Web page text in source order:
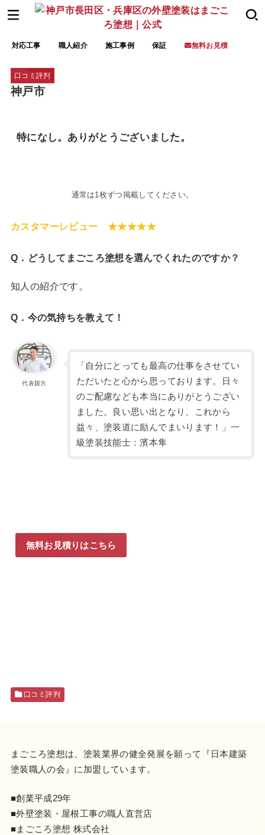
対応工事 職人紹介 施工事例 保証 無料お見積
口コミ評判
神戸市
特になし。ありがとうございました。
通常は1枚ずつ掲載してください。
カスタマーレビュー ★★★★★
Q．どうしてまごころ塗想を選んでくれたのですか？
知人の紹介です。
Q．今の気持ちを教えて！
代表親方
「自分にとっても最高の仕事をさせてい
ただいたと心から思っております。日々
のご配慮なども本当にありがとうござい
ました。良い思い出となり、これから
益々、塗装道に励んでまいります！」一
級塗装技能士：濱本隼
無料お見積りはこちら
口コミ評判
まごころ塗想は、塗装業界の健全発展を願って『 日本建築
塗装職人の会 』に加盟しています。
■創業平成29年
■外壁塗装・屋根工事の職人直営店
■まごころ塗想 株式会社